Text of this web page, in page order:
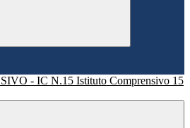
Istituto Comprensivo 15